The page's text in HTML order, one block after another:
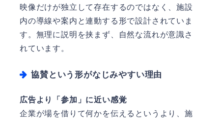
映像だけが独立して存在するのではなく、施設
内の導線や案内と連動する形で設計されていま
す。無理に説明を挟まず、自然な流れが意識さ
れています。
協賛という形がなじみやすい理由
広告より「参加」に近い感覚
企業が場を借りて何かを伝えるというより、施